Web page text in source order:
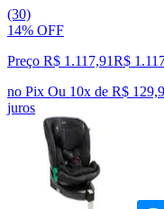
(30)
14% OFF
Preço R$ 1.117,91R$
no Pix Ou 10x de R$
juros